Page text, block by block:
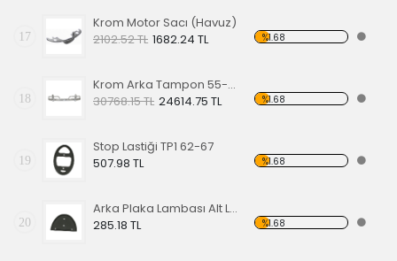
17
Krom Motor Sacı (Havuz)
2102.52 TL 1682.24 TL %1.68
18
Krom Arka Tampon 55-67 Model,Borulu Tip
30768.15 TL 24614.75 TL %1.68
19
Stop Lastiği TP1 62-67
507.98 TL
%1.68
20
Arka Plaka Lambası Alt Lastiği 1200
285.18 TL
%1.68